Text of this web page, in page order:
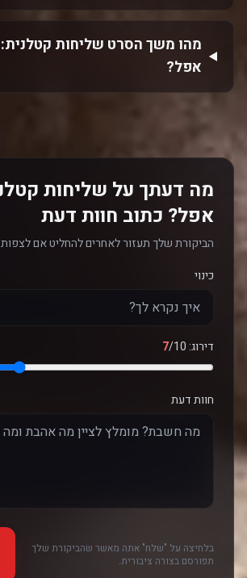
מהו משך הסרט שליחות קטלנית:
אפל?
מה דעתך על שליחות
אפל? כתוב חוות דעת
הביקורת שלך תעזור לאחרים להחליט אם לצפות.
כינוי
דירוג: 7/10
חוות דעת
בלחיצה על "שלח" אתה מאשר שהביקורת שלך
תפורסם בצורה ציבורית.